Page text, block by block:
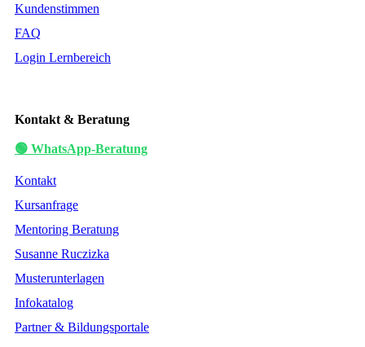
Kundenstimmen
FAQ
Login Lernbereich
Kontakt & Beratung
🟢 WhatsApp-Beratung
Kontakt
Kursanfrage
Mentoring Beratung
Susanne Ruczizka
Musterunterlagen
Infokatalog
Partner & Bildungsportale